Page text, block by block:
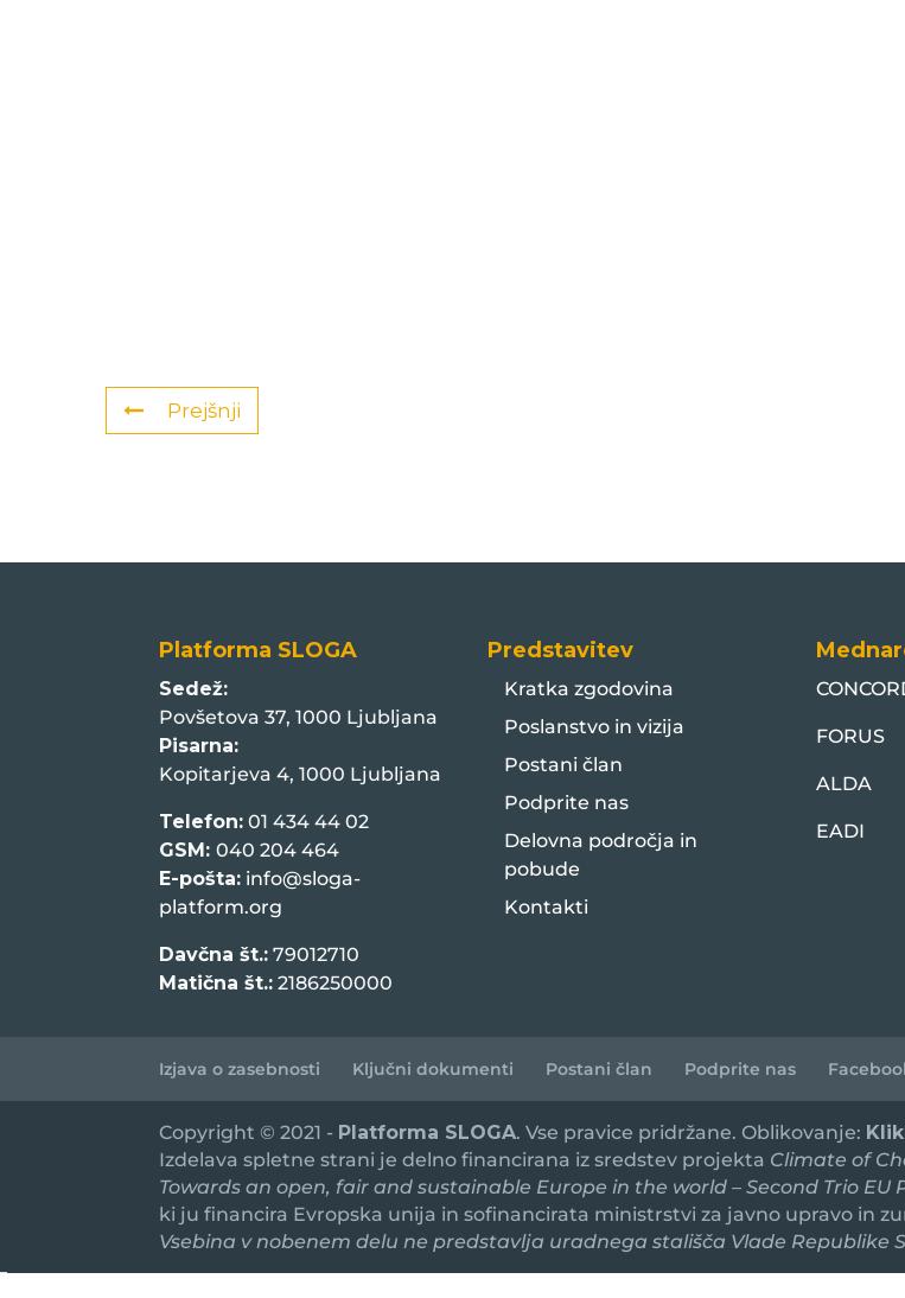
Prejšnji
Platforma SLOGA
Sedež:
Povšetova 37, 1000 Ljubljana
Pisarna:
Kopitarjeva 4, 1000 Ljubljana
Telefon: 01 434 44 02
GSM:040 204 464
E-pošta: info@sloga-
platform.org
Davčna št.: 79012710
Matična št.: 2186250000
Predstavitev
Kratka zgodovina
Poslanstvo in vizija
Postani član
Podprite nas
Delovna področja in
pobude
Kontakti
FORUS
ALDA
EADI
Izjava o zasebnosti Ključni dokumenti Postani član Podprite nas
Copyright © 2021 - Platforma SLOGA. Vse pravice pridržane. Oblikovanje:
Izdelava spletne strani je delno financirana iz sredstev projekta Climate of
Towards an open, fair and sustainable Europe in the world – Second Trio EU
ki ju financira Evropska unija in sofinancirata ministrstvi za javno upravo in
Vsebina v nobenem delu ne predstavlja uradnega stališča Vlade Republike